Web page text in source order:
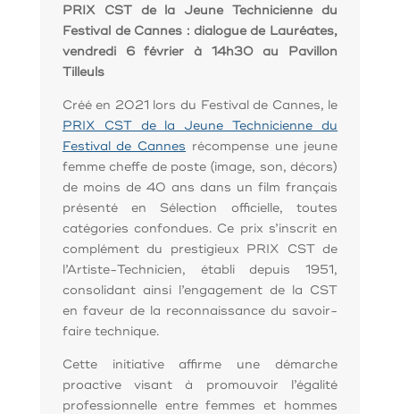
PRIX CST de la Jeune Technicienne du
Festival de Cannes : dialogue de Lauréates,
vendredi 6 février à 14h30 au Pavillon
Tilleuls
Créé en 2021 lors du Festival de Cannes, le
PRIX CST de la Jeune Technicienne du
Festival de Cannes récompense une jeune
femme cheffe de poste (image, son, décors)
de moins de 40 ans dans un film français
présenté en Sélection officielle, toutes
catégories confondues. Ce prix s’inscrit en
complément du prestigieux PRIX CST de
l’Artiste-Technicien, établi depuis 1951,
consolidant ainsi l’engagement de la CST
en faveur de la reconnaissance du savoir-
faire technique.
Cette initiative affirme une démarche
proactive visant à promouvoir l’égalité
professionnelle entre femmes et hommes